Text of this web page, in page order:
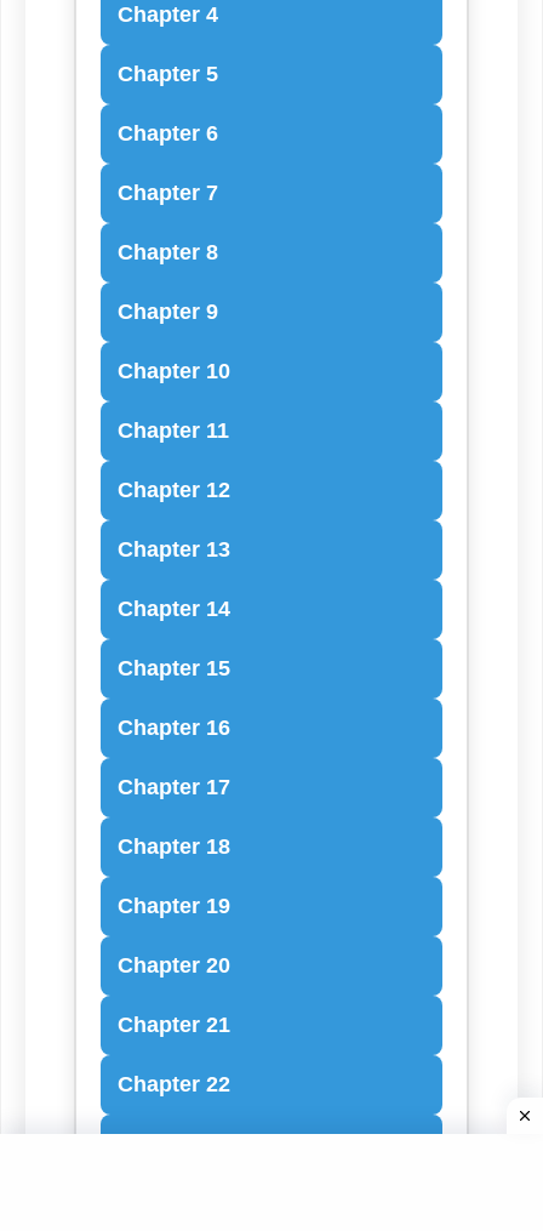
Chapter 4
Chapter 5
Chapter 6
Chapter 7
Chapter 8
Chapter 9
Chapter 10
Chapter 11
Chapter 12
Chapter 13
Chapter 14
Chapter 15
Chapter 16
Chapter 17
Chapter 18
Chapter 19
Chapter 20
Chapter 21
Chapter 22